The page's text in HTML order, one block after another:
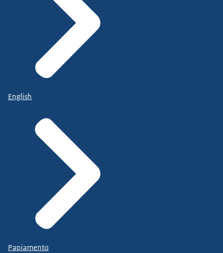
English
Papiamento